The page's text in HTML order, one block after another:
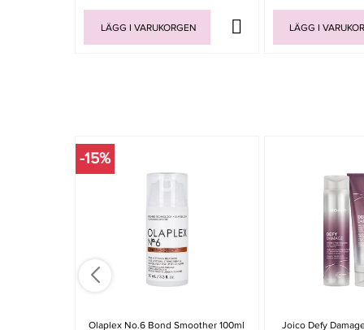
LÄGG I VARUKORGEN LÄGG I
-15%
Olaplex No.6 Bond Smoother 100ml Joico Defy